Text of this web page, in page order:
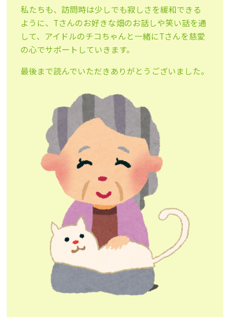
私たちも、訪問時は少しでも寂しさを緩和できる
ように、Tさんのお好きな畑のお話しや笑い話を通
して、アイドルのチコちゃんと一緒にTさんを慈愛
の心でサポートしていきます。
最後まで読んでいただきありがとうございました。